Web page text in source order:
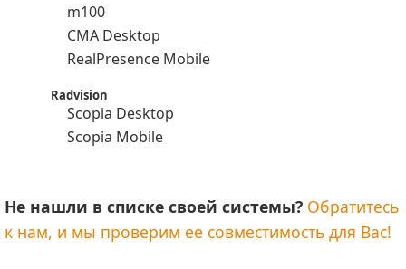
m100
CMA Desktop
RealPresence Mobile
Radvision
Scopia Desktop
Scopia Mobile
Не нашли в списке своей системы? Обратитесь
к нам, и мы проверим ее совместимость для Вас!